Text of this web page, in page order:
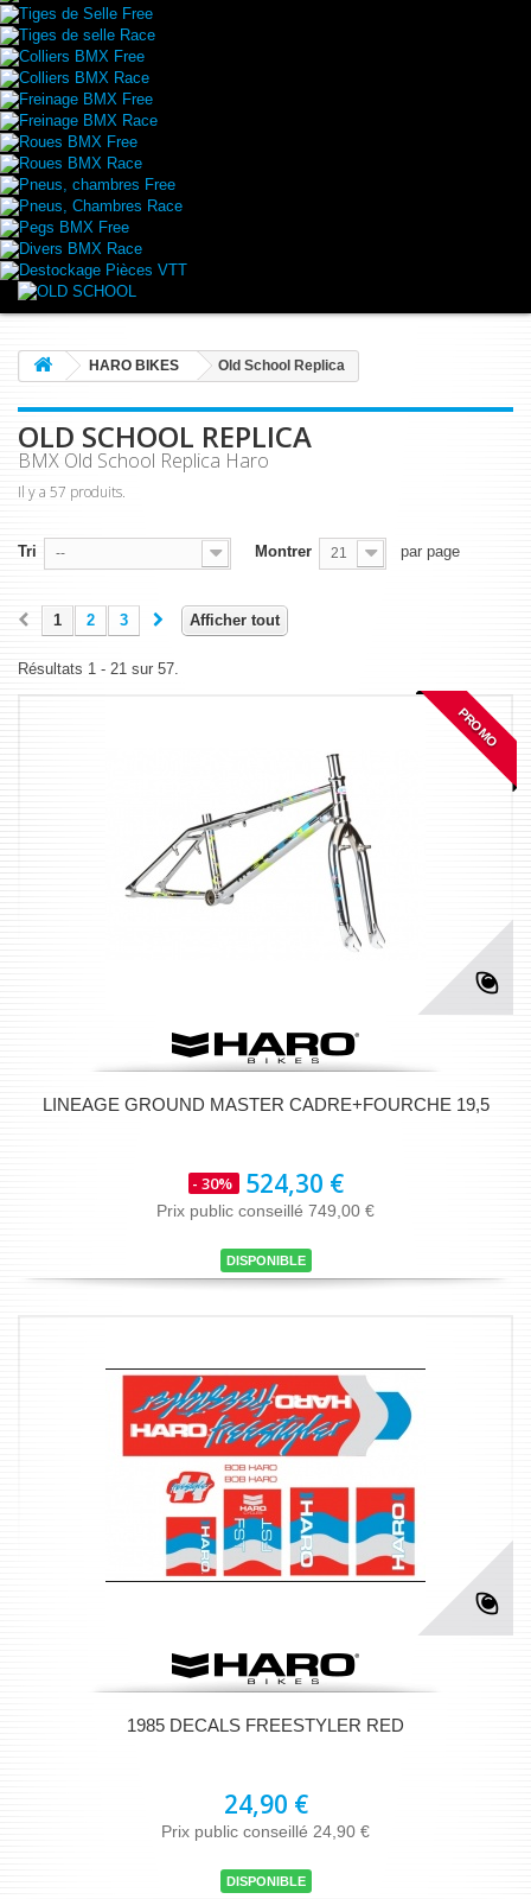
Tiges de Selle Free
Tiges de selle Race
Colliers BMX Free
Colliers BMX Race
Freinage BMX Free
Freinage BMX Race
Roues BMX Free
Roues BMX Race
Pneus, chambres Free
Pneus, Chambres Race
Pegs BMX Free
Divers BMX Race
Destockage Pièces VTT
HARO BIKES Old School Replica
OLD SCHOOL REPLICA
BMX Old School Replica Haro
Il y a 57 produits.
Tri -- Montrer 21 par page
Afficher tout
1 2 3
Résultats 1 - 21 sur 57.
PROMO
LINEAGE GROUND MASTER CADRE+FOURCHE 19,5
- 30% 524,30 €
Prix public conseillé 749,00 €
DISPONIBLE
1985 DECALS FREESTYLER RED
24,90 €
Prix public conseillé 24,90 €
DISPONIBLE